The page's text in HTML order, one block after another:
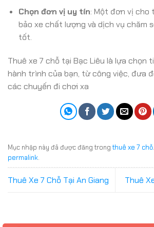
Chọn đơn vị uy tín: Một đơn vị cho
bảo xe chất lượng và dịch vụ chăm
tốt.
Thuê xe 7 chỗ tại Bạc Liêu là lựa chọn
hành trình của bạn, từ công việc, đưa
các chuyến đi chơi xa
Mục nhập này đã được đăng trongthuê xe 7 chỗ
permalink.
Thuê Xe 7 Chỗ Tại An Giang Thuê